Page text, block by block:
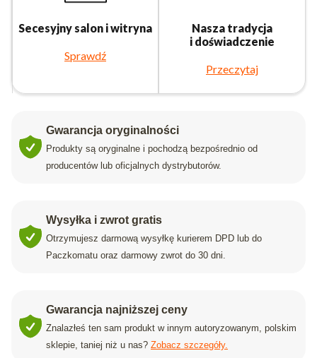
Secesyjny salon i witryna
Sprawdź
Nasza tradycja
i doświadczenie
Przeczytaj
Gwarancja oryginalności
Produkty są oryginalne i pochodzą bezpośrednio od
producentów lub oficjalnych dystrybutorów.
Wysyłka i zwrot gratis
Otrzymujesz darmową wysyłkę kurierem DPD lub do
Paczkomatu oraz darmowy zwrot do 30 dni.
Gwarancja najniższej ceny
Znalazłeś ten sam produkt w innym autoryzowanym, polskim
sklepie, taniej niż u nas? Zobacz szczegóły.